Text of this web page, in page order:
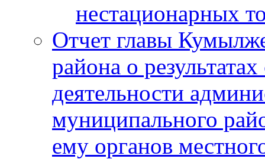
нестационарных
Отчет главы
района о
деятельности
муниципального
ему органов